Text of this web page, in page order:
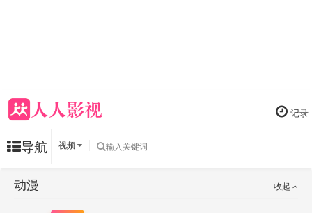
记录
导航 视频
收起
动漫